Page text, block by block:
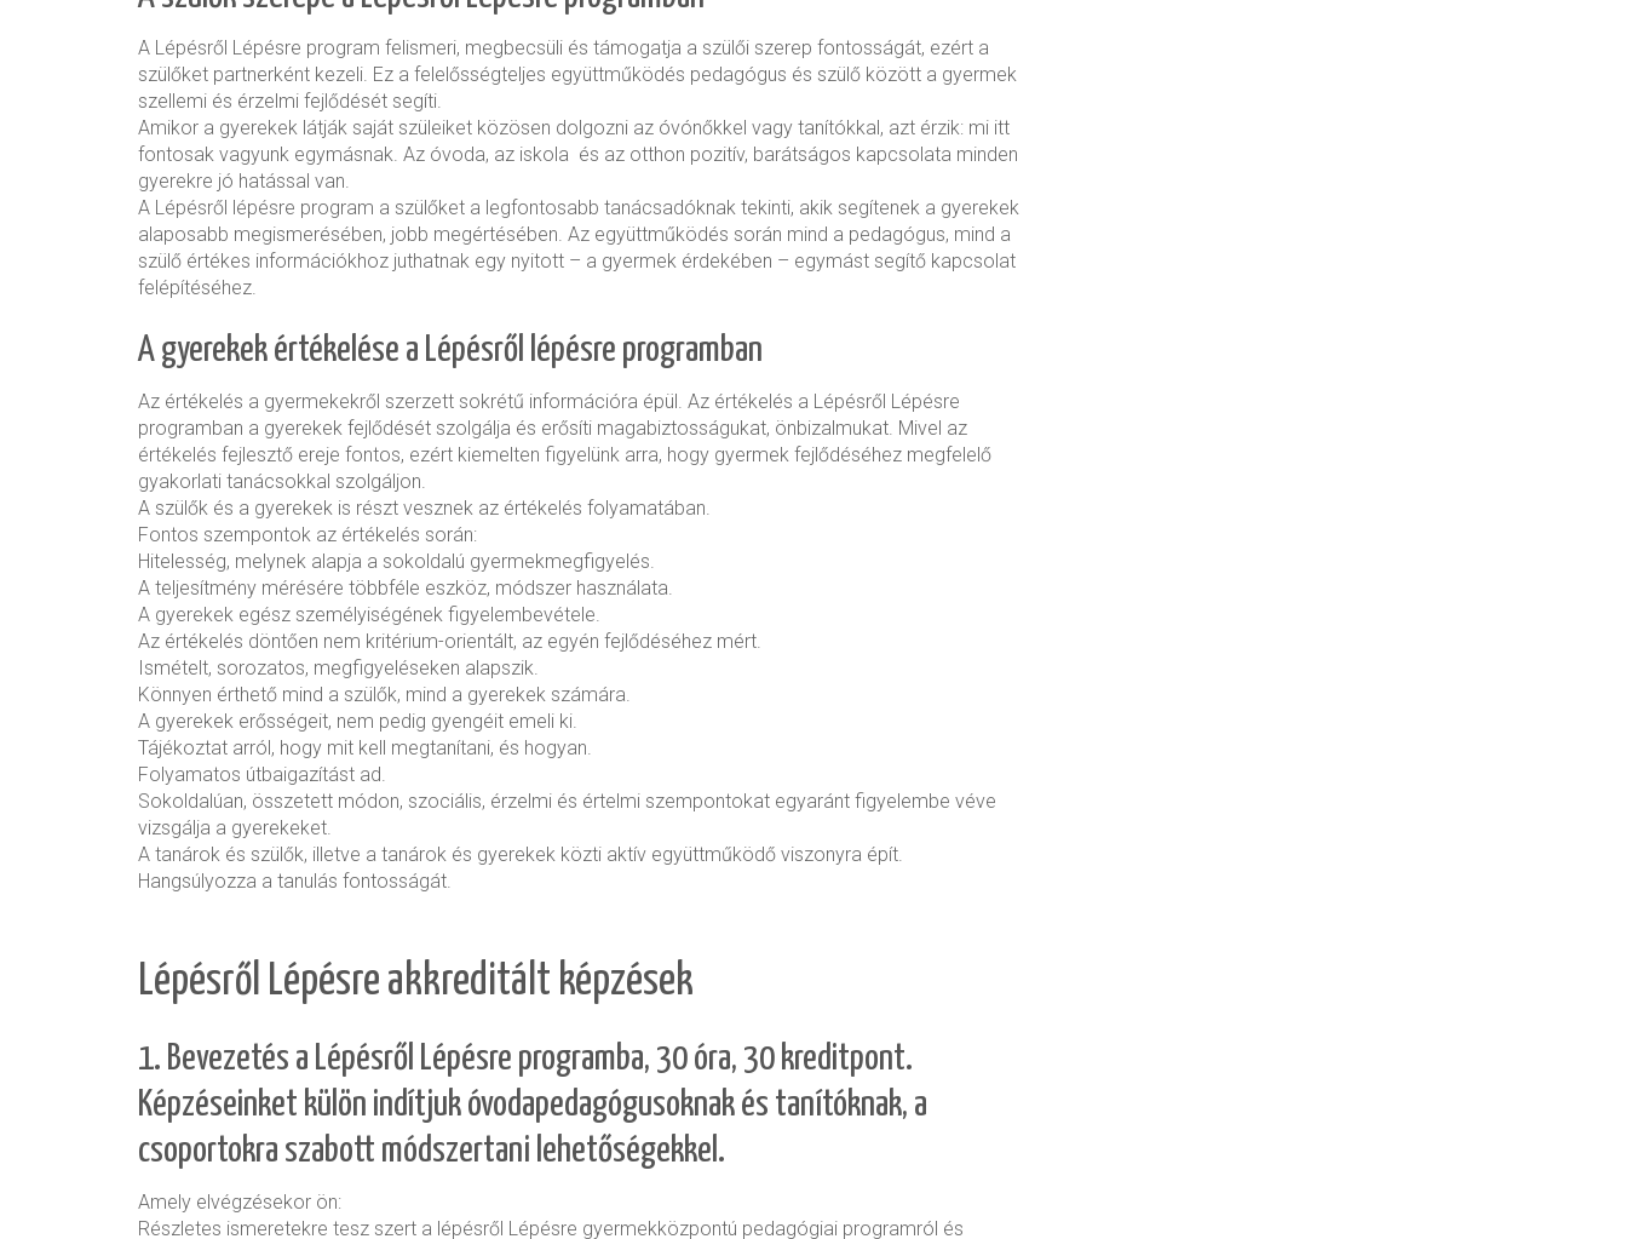
A Lépésről Lépésre program felismeri, megbecsüli és támogatja a szülői szerep fontosságát, ezért a
szülőket partnerként kezeli. Ez a felelősségteljes együttműködés pedagógus és szülő között a gyermek
szellemi és érzelmi fejlődését segíti.
Amikor a gyerekek látják saját szüleiket közösen dolgozni az óvónőkkel vagy tanítókkal, azt érzik: mi itt
fontosak vagyunk egymásnak. Az óvoda, az iskola és az otthon pozitív, barátságos kapcsolata minden
gyerekre jó hatással van.
A Lépésről lépésre program a szülőket a legfontosabb tanácsadóknak tekinti, akik segítenek a gyerekek
alaposabb megismerésében, jobb megértésében. Az együttműködés során mind a pedagógus, mind a
szülő értékes információkhoz juthatnak egy nyitott – a gyermek érdekében – egymást segítő kapcsolat
felépítéséhez.
A gyerekek értékelése a Lépésről lépésre programban
Az értékelés a gyermekekről szerzett sokrétű információra épül. Az értékelés a Lépésről Lépésre
programban a gyerekek fejlődését szolgálja és erősíti magabiztosságukat, önbizalmukat. Mivel az
értékelés fejlesztő ereje fontos, ezért kiemelten figyelünk arra, hogy gyermek fejlődéséhez megfelelő
gyakorlati tanácsokkal szolgáljon.
A szülők és a gyerekek is részt vesznek az értékelés folyamatában.
Fontos szempontok az értékelés során:
Hitelesség, melynek alapja a sokoldalú gyermekmegfigyelés.
A teljesítmény mérésére többféle eszköz, módszer használata.
A gyerekek egész személyiségének figyelembevétele.
Az értékelés döntően nem kritérium-orientált, az egyén fejlődéséhez mért.
Ismételt, sorozatos, megfigyeléseken alapszik.
Könnyen érthető mind a szülők, mind a gyerekek számára.
A gyerekek erősségeit, nem pedig gyengéit emeli ki.
Tájékoztat arról, hogy mit kell megtanítani, és hogyan.
Folyamatos útbaigazítást ad.
Sokoldalúan, összetett módon, szociális, érzelmi és értelmi szempontokat egyaránt figyelembe véve
vizsgálja a gyerekeket.
A tanárok és szülők, illetve a tanárok és gyerekek közti aktív együttműködő viszonyra épít.
Hangsúlyozza a tanulás fontosságát.
Lépésről Lépésre akkreditált képzések
1. Bevezetés a Lépésről Lépésre programba, 30 óra, 30 kreditpont.
Képzéseinket külön indítjuk óvodapedagógusoknak és tanítóknak, a
csoportokra szabott módszertani lehetőségekkel.
Amely elvégzésekor ön:
Részletes ismeretekre tesz szert a lépésről Lépésre gyermekközpontú pedagógiai programról és